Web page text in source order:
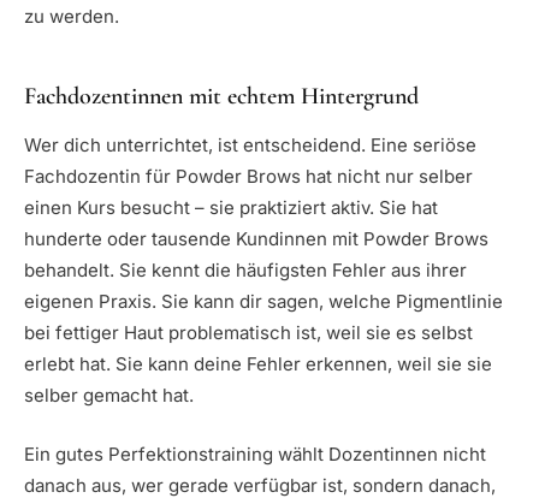
zu werden.
Fachdozentinnen mit echtem Hintergrund
Wer dich unterrichtet, ist entscheidend. Eine seriöse
Fachdozentin für Powder Brows hat nicht nur selber
einen Kurs besucht – sie praktiziert aktiv. Sie hat
hunderte oder tausende Kundinnen mit Powder Brows
behandelt. Sie kennt die häufigsten Fehler aus ihrer
eigenen Praxis. Sie kann dir sagen, welche Pigmentlinie
bei fettiger Haut problematisch ist, weil sie es selbst
erlebt hat. Sie kann deine Fehler erkennen, weil sie sie
selber gemacht hat.
Ein gutes Perfektionstraining wählt Dozentinnen nicht
danach aus, wer gerade verfügbar ist, sondern danach,